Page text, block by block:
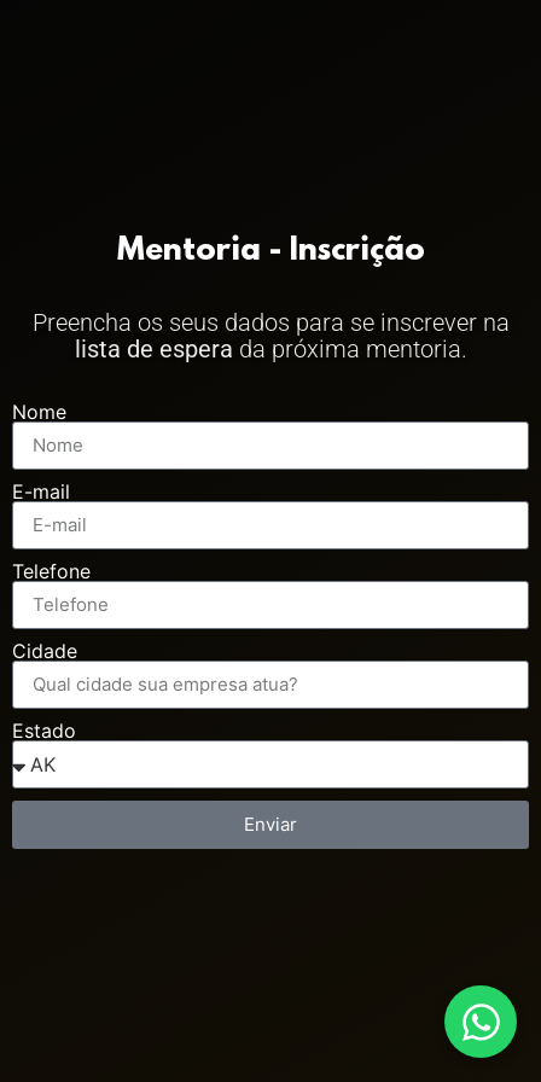
Mentoria - Inscrição
Preencha os seus dados para se inscrever na
lista de espera da próxima mentoria.
Nome
E-mail
Telefone
Cidade
Estado
Enviar